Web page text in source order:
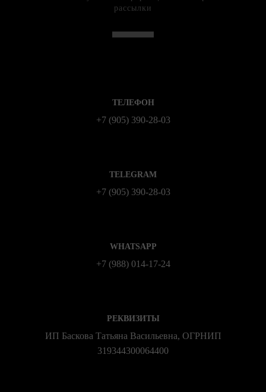
рассылки
ТЕЛЕФОН
+7 (905) 390-28-03
TELEGRAM
+7 (905) 390-28-03
WHATSAPP
+7 (988) 014‑17‑24
РЕКВИЗИТЫ
ИП Баскова Татьяна Васильевна, ОГРНИП
319344300064400